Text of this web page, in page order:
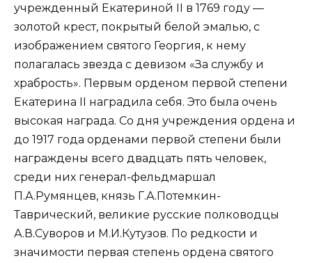
учрежденный Екатериной II в 1769 году —
золотой крест, покрытый белой эмалью, с
изображением святого Георгия, к нему
полагалась звезда с девизом «За службу и
храбрость». Первым орденом первой степени
Екатерина II наградила себя. Это была очень
высокая награда. Со дня учреждения ордена и
до 1917 года орденами первой степени были
награждены всего двадцать пять человек,
среди них генерал-фельдмаршал
П.А.Румянцев, князь Г.А.Потемкин-
Таврический, великие русские полководцы
А.В.Суворов и М.И.Кутузов. По редкости и
значимости первая степень ордена святого